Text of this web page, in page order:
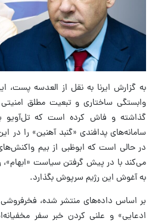
به گزارش ایرنا به نقل از العدسه پست،
وابستگی ساختاری و تبعیت مطلق
گذاشته و فاش کرده است که تل‌آویو
سامانه‌های پدافندی «گنبد آهنین» را در
در حالی است که ابوظبی از بیم
می‌کند با در پیش گرفتن سیاست
به آغوش این رژیم سرپوش بگذارد.
بر اساس داده‌های منتشر شده، فخرفروشی
ادعایی» و علنی کردن خبر سفر